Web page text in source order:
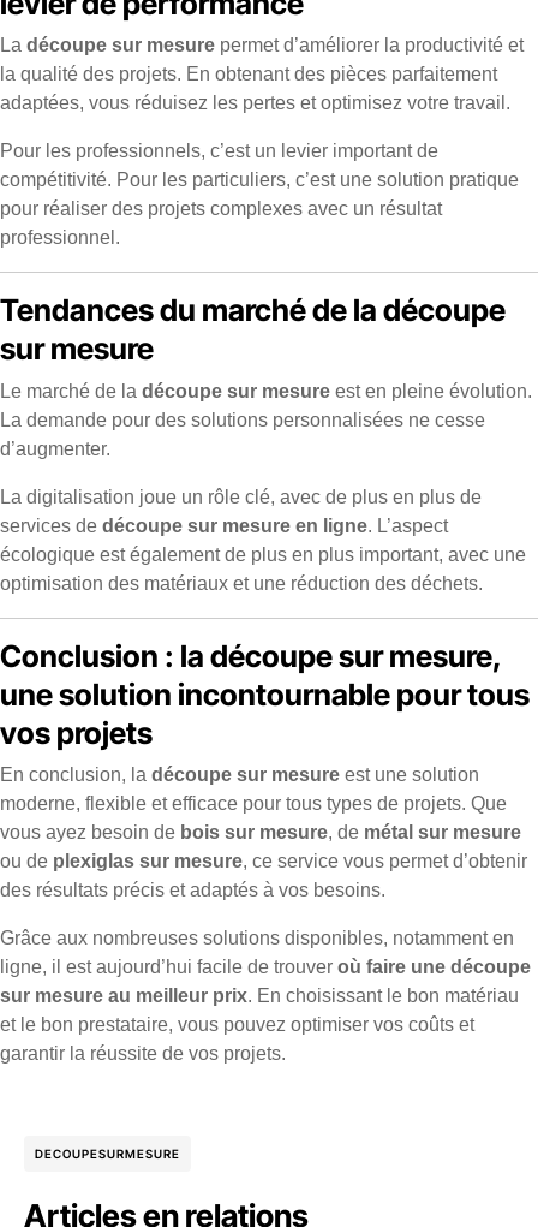
La découpe sur mesure permet d’améliorer la productivité et
la qualité des projets. En obtenant des pièces parfaitement
adaptées, vous réduisez les pertes et optimisez votre travail.
Pour les professionnels, c’est un levier important de
compétitivité. Pour les particuliers, c’est une solution pratique
pour réaliser des projets complexes avec un résultat
professionnel.
Tendances du marché de la découpe
sur mesure
Le marché de la découpe sur mesure est en pleine évolution.
La demande pour des solutions personnalisées ne cesse
d’augmenter.
La digitalisation joue un rôle clé, avec de plus en plus de
services de découpe sur mesure en ligne. L’aspect
écologique est également de plus en plus important, avec une
optimisation des matériaux et une réduction des déchets.
Conclusion : la découpe sur mesure,
une solution incontournable pour tous
vos projets
En conclusion, la découpe sur mesure est une solution
moderne, flexible et efficace pour tous types de projets. Que
vous ayez besoin de bois sur mesure, de métal sur mesure
ou de plexiglas sur mesure, ce service vous permet d’obtenir
des résultats précis et adaptés à vos besoins.
Grâce aux nombreuses solutions disponibles, notamment en
ligne, il est aujourd’hui facile de trouver où faire une découpe
sur mesure au meilleur prix. En choisissant le bon matériau
et le bon prestataire, vous pouvez optimiser vos coûts et
garantir la réussite de vos projets.
DECOUPESURMESURE
Articles en relations